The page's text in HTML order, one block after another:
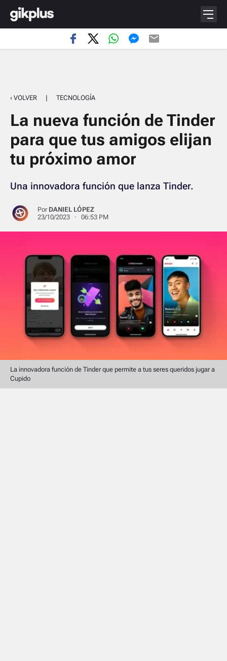
‹ VOLVER | TECNOLOGÍA
La nueva función de Tinder
para que tus amigos elijan
tu próximo amor
Una innovadora función que lanza Tinder.
Por DANIEL LÓPEZ
23/10/2023 · 06:53 PM
La innovadora función de Tinder que permite a tus seres queridos jugar a
Cupido